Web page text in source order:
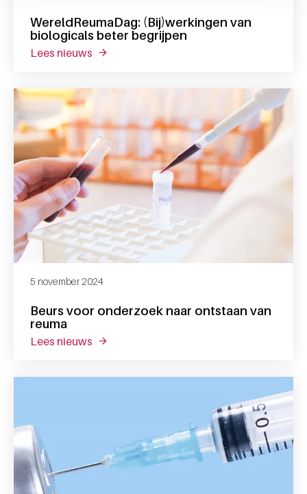
WereldReumaDag: (Bij)werkingen van
biologicals beter begrijpen
lees nieuws over wereldreumadag: (bij)werkingen
Beurs voor onderzoek naar ontstaan van
reuma
5 november 2024
lees nieuws over beurs voor onderzoek naar ontstaan